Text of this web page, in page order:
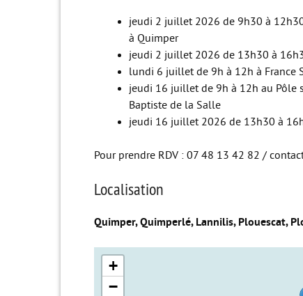
jeudi 2 juillet 2026 de 9h30 à
à Quimper
jeudi 2 juillet 2026 de 13h30 à
lundi 6 juillet de 9h à 12h à France
jeudi 16 juillet de 9h à 12h au Pôle
Baptiste de la Salle
jeudi 16 juillet 2026 de 13h30 à
Pour prendre RDV : 07 48 13 42 82 /
Localisation
Quimper, Quimperlé, Lannilis, Plouescat,
+
−